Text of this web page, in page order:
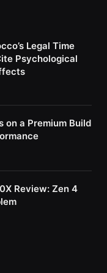
Legal Time
Psychological
on a Premium Build
Review: Zen 4